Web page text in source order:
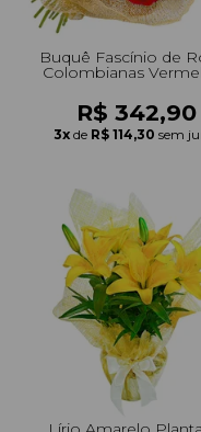
Buquê Fascínio de
Colombianas
R$ 342,90
3x de R$ 114,30 sem